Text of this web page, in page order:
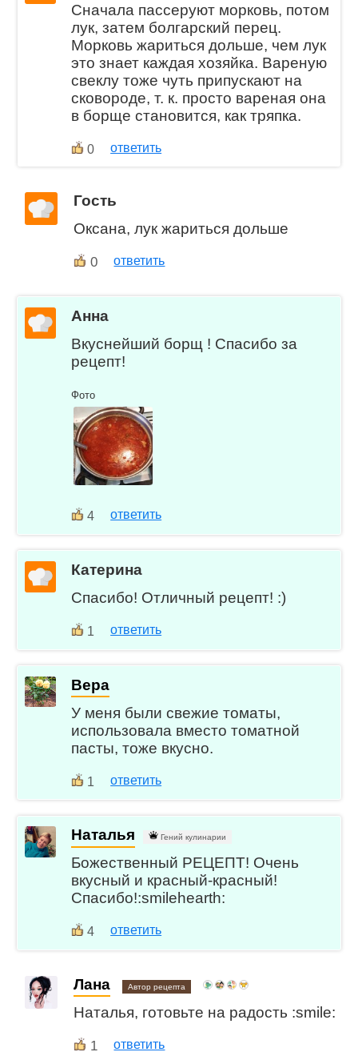
Сначала пассеруют морковь, потом
лук, затем болгарский перец.
Морковь жариться дольше, чем лук
это знает каждая хозяйка. Вареную
свеклу тоже чуть припускают на
сковороде, т. к. просто вареная она
в борще становится, как тряпка.
0 ответить
Гость
Оксана, лук жариться дольше
0 ответить
Анна
Вкуснейший борщ ! Спасибо за
рецепт!
Фото
4 ответить
Катерина
Спасибо! Отличный рецепт! :)
1 ответить
Вера
У меня были свежие томаты,
использовала вместо томатной
пасты, тоже вкусно.
1 ответить
Наталья Гений кулинарии
Божественный РЕЦЕПТ! Очень
вкусный и красный-красный!
Спасибо!:smilehearth:
4 ответить
Лана Автор рецепта
Наталья, готовьте на радость :smile:
1 ответить